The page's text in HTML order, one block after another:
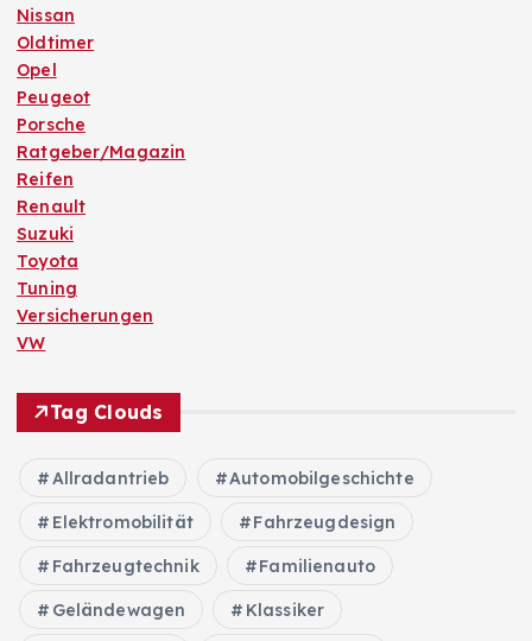
Nissan
Oldtimer
Opel
Peugeot
Porsche
Ratgeber/Magazin
Reifen
Renault
Suzuki
Toyota
Tuning
Versicherungen
VW
Tag Clouds
Allradantrieb Automobilgeschichte
Elektromobilität Fahrzeugdesign
Fahrzeugtechnik Familienauto
Geländewagen Klassiker